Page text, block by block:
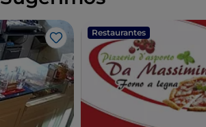
Gosto
Restaurantes